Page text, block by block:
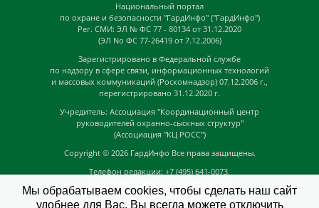
Национальный портал
по охране и безопасности "ГардИнфо" ("ГардИнфо")
Рег. СМИ: ЭЛ № ФС 77 - 80134 от 31.12.2020
(ЭЛ No ФС 77-26419 от 7.12.2006)
Зарегистрировано в Федеральной службе
по надзору в сфере связи, информационных технологий
и массовых коммуникаций (Роскомнадзор) 07.12.2006 г.,
перегистрировано 31.12.2020 г.
Учредитель: Ассоциация "Координационный центр
руководителей охранно-сыскных структур"
(Ассоциация "КЦ РОСС")
Copyright © 2026 ГардИнфо Все права защищены.
Телефон редакции: +7 (495) 641-0073,
news@guardinfo.online
Мы обрабатываем cookies, чтобы сделать наш сайт
удобнее для Вас. Вы всегда можете отключить